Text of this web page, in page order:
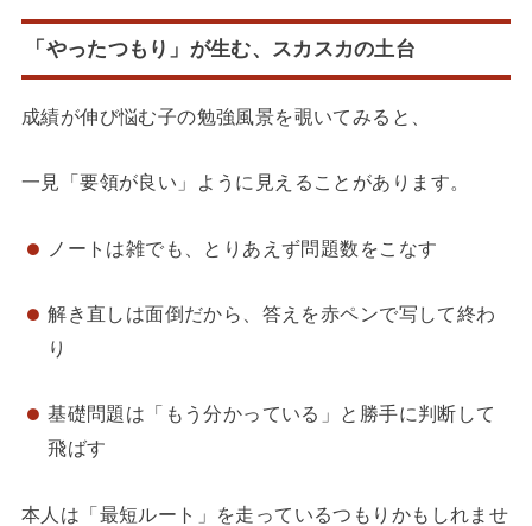
「やったつもり」が生む、スカスカの土台
成績が伸び悩む子の勉強風景を覗いてみると、
一見「要領が良い」ように見えることがあります。
ノートは雑でも、とりあえず問題数をこなす
解き直しは面倒だから、答えを赤ペンで写して終わ
り
基礎問題は「もう分かっている」と勝手に判断して
飛ばす
本人は「最短ルート」を走っているつもりかもしれませ